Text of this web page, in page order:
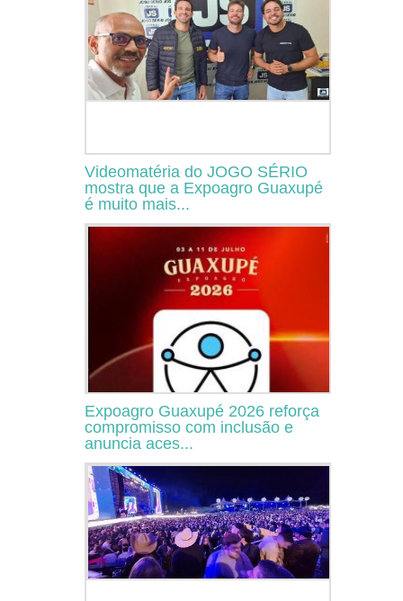
Videomatéria do JOGO SÉRIO
mostra que a Expoagro Guaxupé
é muito mais...
Expoagro Guaxupé 2026 reforça
compromisso com inclusão e
anuncia aces...